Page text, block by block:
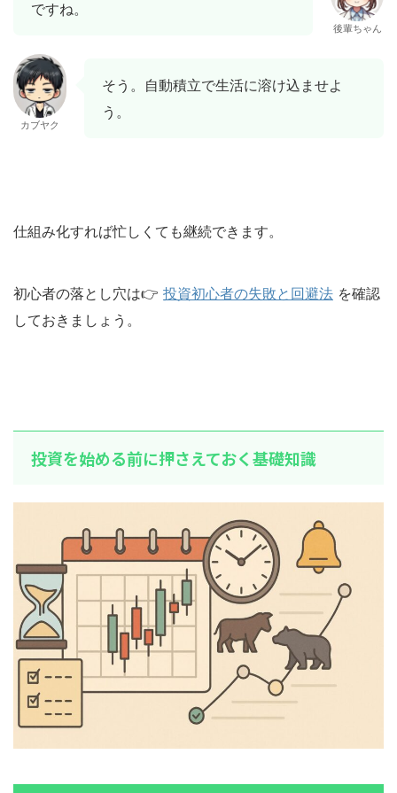
ですね。
後輩ちゃん
カブヤク
そう。自動積立で生活に溶け込ませよ
う。
仕組み化すれば忙しくても継続できます。
初心者の落とし穴は👉 投資初心者の失敗と回避法 を確認
しておきましょう。
投資を始める前に押さえておく基礎知識